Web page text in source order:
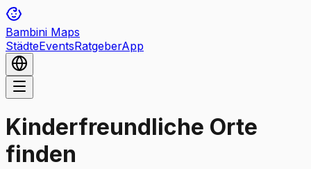
Bambini Maps
StädteEventsRatgeberApp
Kinderfreundliche Orte
finden